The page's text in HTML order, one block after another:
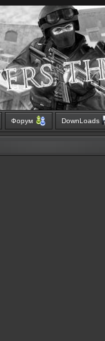
Форум DownLoads